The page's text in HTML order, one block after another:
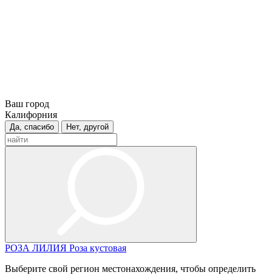
Ваш город
Калифорния
Да, спасибо Нет, другой
РОЗА ЛИЛИЯ Роза кустовая
Выберите свой регион местонахождения, чтобы определить